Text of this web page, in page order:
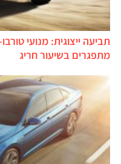
תביעה ייצוגית: מנועי
מתפגרים בשיעור חריג